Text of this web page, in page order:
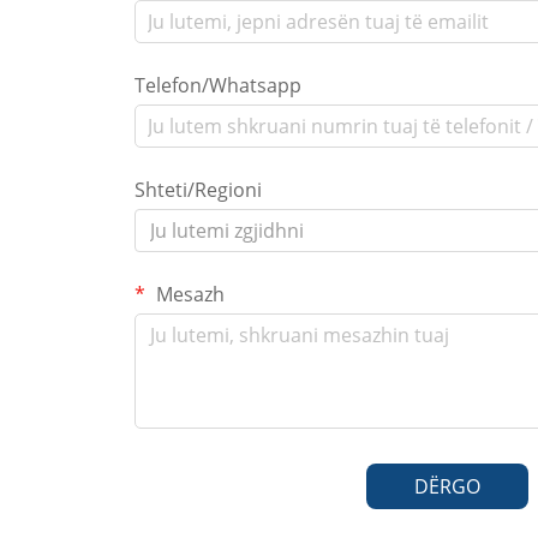
Telefon/Whatsapp
Shteti/Regioni
Ju lutemi zgjidhni
Mesazh
DËRGO